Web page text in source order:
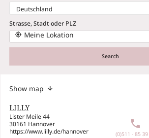
Strasse, Stadt oder PLZ
my_location Meine Lokation
Search
Show map
LILLY
Lister Meile 44
30161 Hannover
https://www.lilly.de/hannover
phone
(0)511 - 85 39